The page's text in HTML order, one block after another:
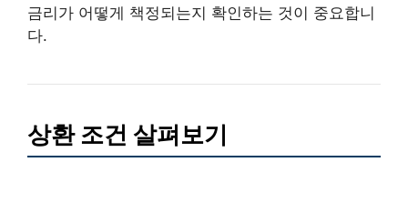
금리가 어떻게 책정되는지 확인하는 것이 중요합니
다.
상환 조건 살펴보기